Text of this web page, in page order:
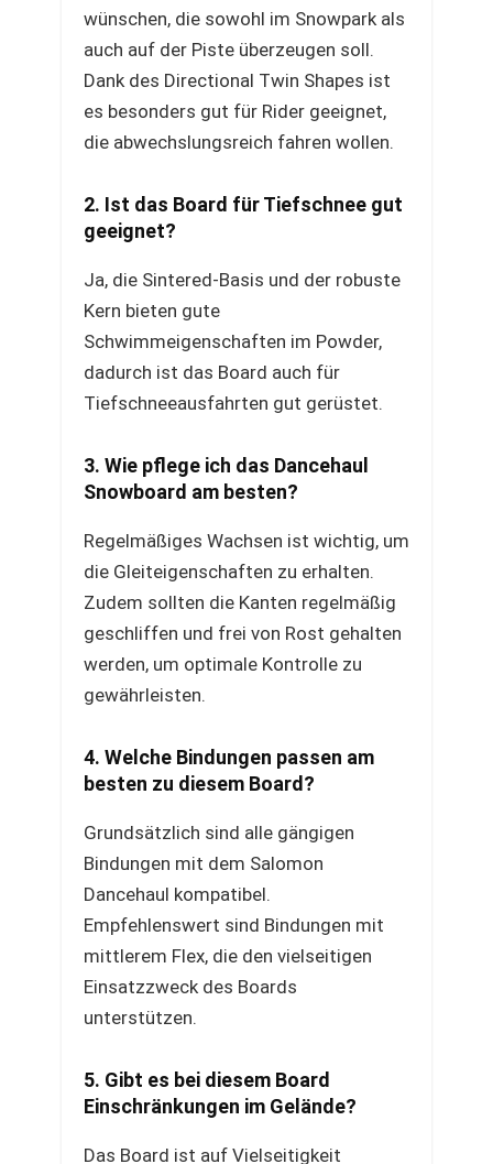
wünschen, die sowohl im Snowpark als
auch auf der Piste überzeugen soll.
Dank des Directional Twin Shapes ist
es besonders gut für Rider geeignet,
die abwechslungsreich fahren wollen.
2. Ist das Board für Tiefschnee gut
geeignet?
Ja, die Sintered-Basis und der robuste
Kern bieten gute
Schwimmeigenschaften im Powder,
dadurch ist das Board auch für
Tiefschneeausfahrten gut gerüstet.
3. Wie pflege ich das Dancehaul
Snowboard am besten?
Regelmäßiges Wachsen ist wichtig, um
die Gleiteigenschaften zu erhalten.
Zudem sollten die Kanten regelmäßig
geschliffen und frei von Rost gehalten
werden, um optimale Kontrolle zu
gewährleisten.
4. Welche Bindungen passen am
besten zu diesem Board?
Grundsätzlich sind alle gängigen
Bindungen mit dem Salomon
Dancehaul kompatibel.
Empfehlenswert sind Bindungen mit
mittlerem Flex, die den vielseitigen
Einsatzzweck des Boards
unterstützen.
5. Gibt es bei diesem Board
Einschränkungen im Gelände?
Das Board ist auf Vielseitigkeit